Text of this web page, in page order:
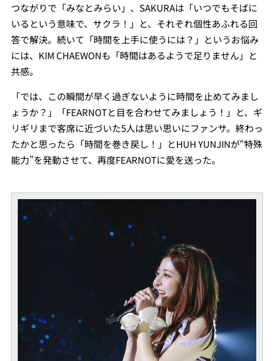
つながりで「みなとみらい」、SAKURAは「いつでもそばに
いるという意味で、サクラ！」と、それぞれ個性あふれる回
答で解決。続いて「時間を上手に使うには？」というお悩み
には、KIM CHAEWONも「時間はあるようで足りません」と
共感。
「では、この瞬間が早く過ぎないように時間を止めてみまし
ょうか？」「FEARNOTと目を合わせてみましょう！」と、ギ
リギリまで客席に近づいた5人は思い思いにファンサ。終わっ
たかと思ったら「時間を巻き戻し！」とHUH YUNJINが“特殊
能力”を発動させて、再度FEARNOTに愛を送った。